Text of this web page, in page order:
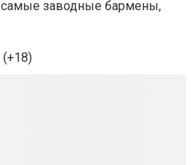
заводные бармены,
(+18)